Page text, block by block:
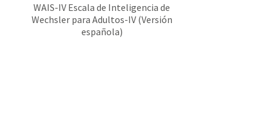
WAIS-IV Escala de Inteligencia de
Wechsler para Adultos-IV (Versión
española)